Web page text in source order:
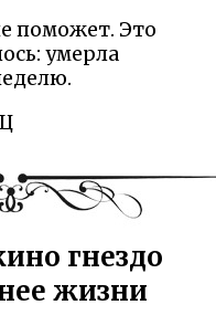
поможет. Это
умерла
гнездо
жизни